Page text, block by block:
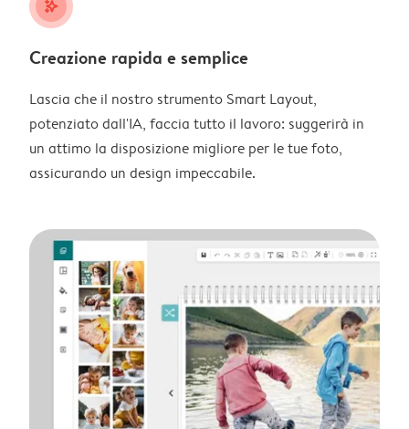
stars_plus
Creazione rapida e semplice
Lascia che il nostro strumento Smart Layout,
potenziato dall'IA, faccia tutto il lavoro: suggerirà in
un attimo la disposizione migliore per le tue foto,
assicurando un design impeccabile.